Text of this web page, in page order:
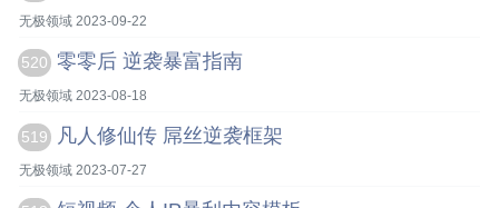
无极领域 2023-09-22
520 零零后 逆袭暴富指南
无极领域 2023-08-18
519 凡人修仙传 屌丝逆袭框架
无极领域 2023-07-27